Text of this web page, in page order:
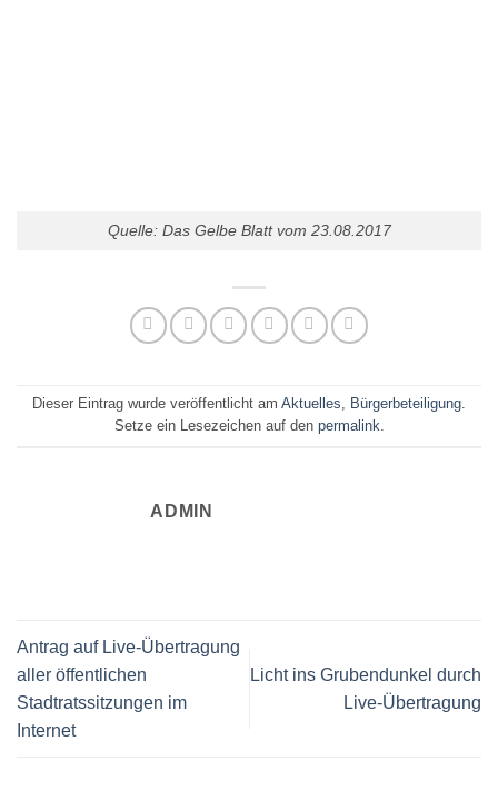
Quelle: Das Gelbe Blatt vom 23.08.2017
Dieser Eintrag wurde veröffentlicht am Aktuelles, Bürgerbeteiligung.
Setze ein Lesezeichen auf den permalink.
ADMIN
Antrag auf Live-Übertragung
aller öffentlichen
Stadtratssitzungen im
Internet
Licht ins Grubendunkel durch
Live-Übertragung